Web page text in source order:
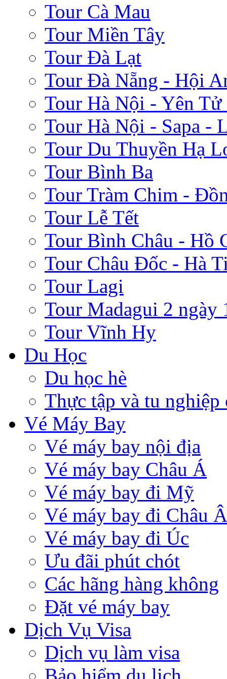
Tour Cà Mau
Tour Miền Tây
Tour Đà Lạt
Tour Đà Nẵng - Hội
Tour Hà Nội - Yên
Tour Hà Nội - Sapa -
Tour Du Thuyền Hạ
Tour Bình Ba
Tour Tràm Chim -
Tour Lễ Tết
Tour Bình Châu - Hồ
Tour Châu Đốc - Hà
Tour Lagi
Tour Madagui 2 ngày
Tour Vĩnh Hy
Du Học
Du học hè
Thực tập và tu
Vé Máy Bay
Vé máy bay nội địa
Vé máy bay Châu Á
Vé máy bay đi Mỹ
Vé máy bay đi Châu
Vé máy bay đi Úc
Ưu đãi phút chót
Các hãng hàng không
Đặt vé máy bay
Dịch Vụ Visa
Dịch vụ làm visa